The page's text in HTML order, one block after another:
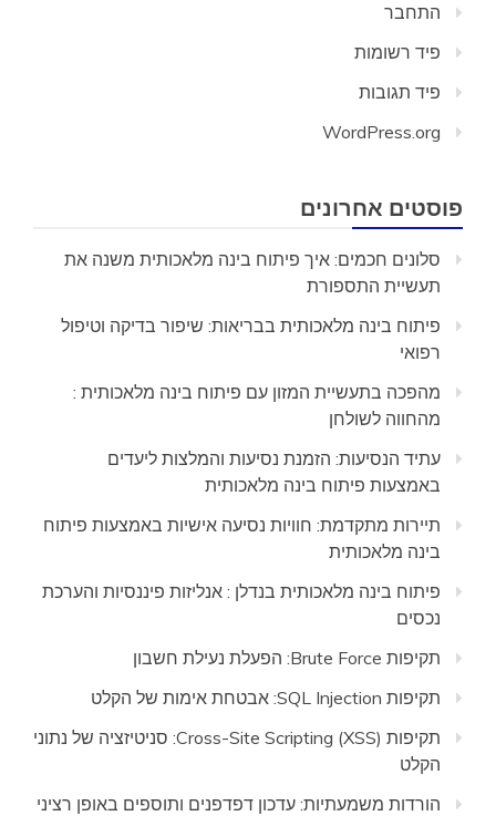
התחבר
פיד רשומות
פיד תגובות
WordPress.org
פוסטים אחרונים
סלונים חכמים: איך פיתוח בינה מלאכותית משנה את
תעשיית התספורת
פיתוח בינה מלאכותית בבריאות: שיפור בדיקה וטיפול
רפואי
מהפכה בתעשיית המזון עם פיתוח בינה מלאכותית :
מהחווה לשולחן
עתיד הנסיעות: הזמנת נסיעות והמלצות ליעדים
באמצעות פיתוח בינה מלאכותית
תיירות מתקדמת: חוויות נסיעה אישיות באמצעות פיתוח
בינה מלאכותית
פיתוח בינה מלאכותית בנדלן : אנליזות פיננסיות והערכת
נכסים
תקיפות Brute Force: הפעלת נעילת חשבון
תקיפות SQL Injection: אבטחת אימות של הקלט
תקיפות Cross-Site Scripting (XSS): סניטיזציה של נתוני
הקלט
הורדות משמעתיות: עדכון דפדפנים ותוספים באופן רציני